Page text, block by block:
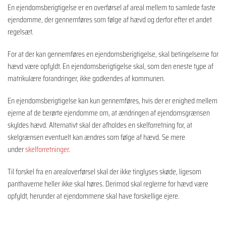
En ejendomsberigtigelse er en overførsel af areal mellem to samlede faste
ejendomme, der gennemføres som følge af hævd og derfor efter et andet
regelsæt.
For at der kan gennemføres en ejendomsberigtigelse, skal betingelserne for
hævd være opfyldt. En ejendomsberigtigelse skal, som den eneste type af
matrikulære forandringer, ikke godkendes af kommunen.
En ejendomsberigtigelse kan kun gennemføres, hvis der er enighed mellem
ejerne af de berørte ejendomme om, at ændringen af ejendomsgrænsen
skyldes hævd. Alternativt skal der afholdes en skelforretning for, at
skelgrænsen eventuelt kan ændres som følge af hævd. Se mere
underskelforretninger.
Til forskel fra en arealoverførsel skal der ikke tinglyses skøde, ligesom
panthaverne heller ikke skal høres. Derimod skal reglerne for hævd være
opfyldt, herunder at ejendommene skal have forskellige ejere.